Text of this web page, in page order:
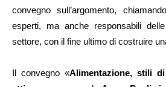
convegno sull’argomento,
esperti, ma anche responsabili
settore, con il fine ultimo di costruire
Il convegno «Alimentazione, stili